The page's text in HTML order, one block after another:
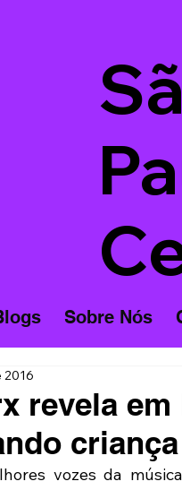
Sobre Nós
revela
criança
2016
vozes da